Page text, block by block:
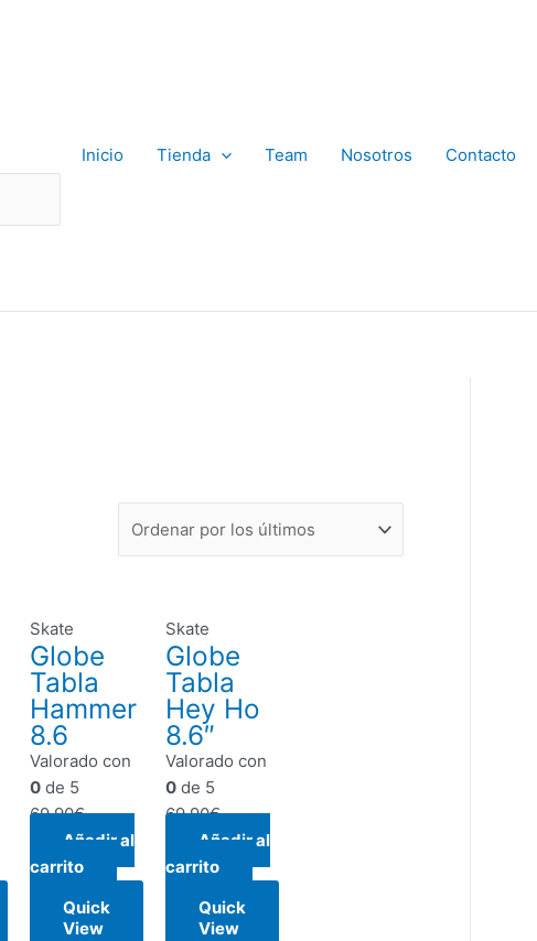
Inicio Tienda Team Nosotros Contacto
Skate
Globe
Tabla
Hammer
8.6
Valorado con
0 de 5
69,90€
Añadir al
carrito
Quick
View
Skate
Globe
Tabla
Hey Ho
8.6″
Valorado con
0 de 5
69,90€
Añadir al
carrito
Quick
View